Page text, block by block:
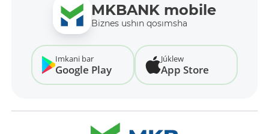
MKBANK mobile
Biznes ushın qosımsha
Imkani bar
Google Play
Júklew
App Store